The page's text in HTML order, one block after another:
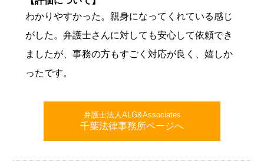
わかりやすかった。親身になってくれている感じ
がした。弁護士さんに対しても安心して依頼でき
ましたが、事務の方もすごく対応が良く、嬉しか
ったです。
弁護士法人ALG&Associates
千葉法律事務所ページへ